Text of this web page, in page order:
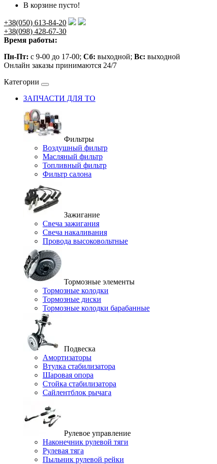
В корзине пусто!
+38(050) 613-84-20
+38(098) 428-67-30
Время работы:
Пн-Пт: с 9-00 до 17-00; Сб: выходной; Вс: выходной
Онлайн заказы принимаются 24/7
Категории
ЗАПЧАСТИ ДЛЯ ТО
Фильтры
Воздушный фильтр
Масляный фильтр
Топливный фильтр
Фильтр салона
Зажигание
Свеча зажигания
Свеча накаливания
Провода высоковольтные
Тормозные элементы
Тормозные колодки
Тормозные диски
Тормозные колодки барабанные
Подвеска
Амортизаторы
Втулка стабилизатора
Шаровая опора
Стойка стабилизатора
Сайлентблок рычага
Рулевое управление
Наконечник рулевой тяги
Рулевая тяга
Пыльник рулевой рейки